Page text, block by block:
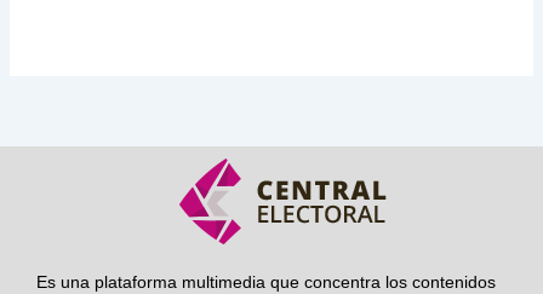
Es una plataforma multimedia que concentra los contenidos